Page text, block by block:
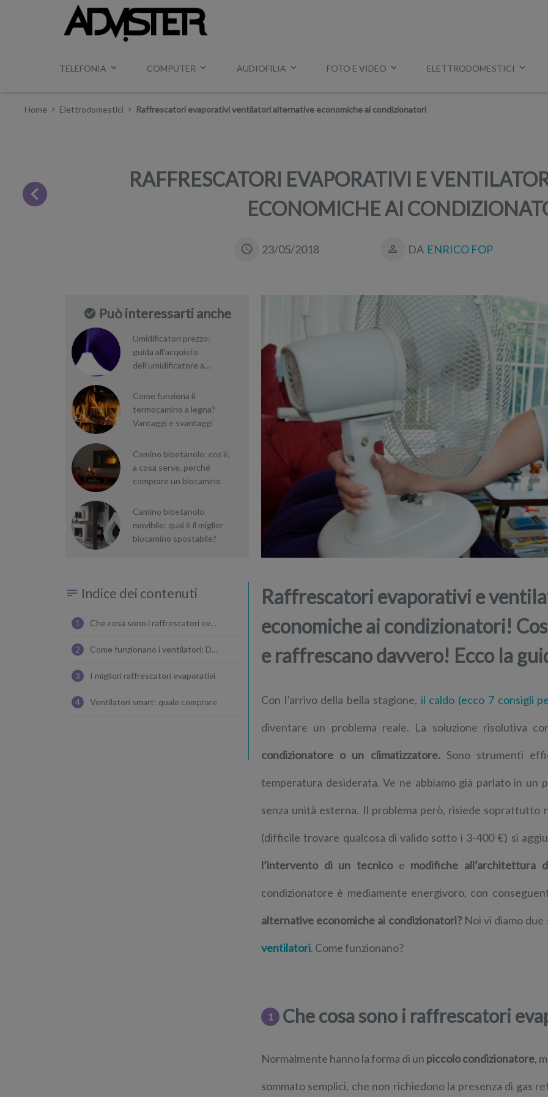
TELEFONIA COMPUTER AUDIOFILIA FOTO E VIDEO ELETTRODOMESTICI
Esempio:miglior tv,lavatrice slim
Home Elettrodomestici Raffrescatori evaporativi ventilatori alternative economiche ai condizionatori
RAFFRESCATORI EVAPORATIVI E
ECONOMICHE AI
23/05/2018 DA ENRICO FOP
Può interessarti anche
Umidificatori prezzo:
guida all’acquisto
dell'umidificatore a
Come funziona il
termocamino a legna?
Vantaggi e svantaggi
Camino bioetanolo: cos’è,
a cosa serve, perché
comprare un biocamino
Camino bioetanolo
movibile: qual è il miglior
biocamino spostabile?
Indice dei contenuti
1 Che cosa sono i raffrescatori evaporativi
2 Come funzionano i ventilatori: Diversi dai raffrescatori evaporativi
3 I migliori raffrescatori evaporativi
4 Ventilatori smart: quale comprare
Raffrescatori evaporativi e
economiche ai condizionatori!
e raffrescano davvero! Ecco la
Con l’arrivo della bella stagione, il caldo (ecco 7 consigli
diventare un problema reale. La soluzione risolutiva
condizionatore o un climatizzatore.Sono strumenti
temperatura desiderata. Ve ne abbiamo già parlato in un
senza unità esterna. Il problema però, risiede soprattutto
(difficile trovare qualcosa di valido sotto i 3-400 €) si
l’intervento di un tecnicoe modifiche all’architettura
condizionatore è mediamente energivoro, con
alternative economiche ai condizionatori?Noi vi diamo due
ventilatori. Come funzionano?
1 Che cosa sono i raffrescatori
Normalmente hanno la forma di un piccolo condizionatore,
sommato semplici, che non richiedono la presenza di gas